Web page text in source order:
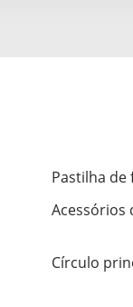
Pastilha
Acessórios
Círculo